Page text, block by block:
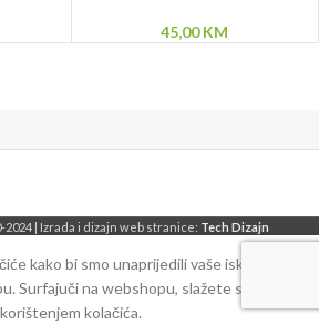
45,00KM
2024 | Izrada i dizajn web stranice: Tech Dizajn
kako bi smo unaprijedili vaše iskustvo
Surfajuči na webshopu, slažete se sa
korištenjem kolačića.